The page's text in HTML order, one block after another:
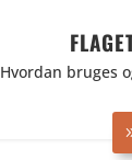
Hvordan bruges